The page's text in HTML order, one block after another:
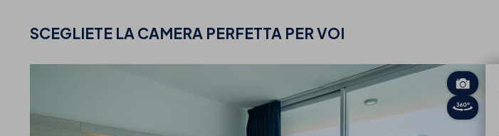
SCEGLIETE LA CAMERA PERFETTA PER VOI